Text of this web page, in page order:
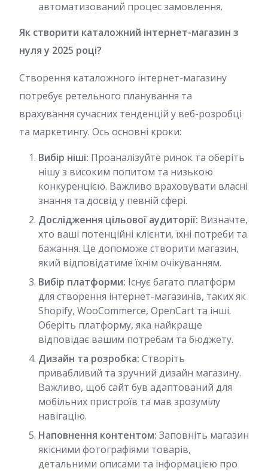
автоматизований процес замовлення.
Як створити каталожний інтернет-магазин з
нуля у 2025 році?
Створення каталожного інтернет-магазину
потребує ретельного планування та
врахування сучасних тенденцій у веб-розробці
та маркетингу. Ось основні кроки:
Вибір ніші: Проаналізуйте ринок та оберіть
нішу з високим попитом та низькою
конкуренцією. Важливо враховувати власні
знання та досвід у певній сфері.
Дослідження цільової аудиторії: Визначте,
хто ваші потенційні клієнти, їхні потреби та
бажання. Це допоможе створити магазин,
який відповідатиме їхнім очікуванням.
Вибір платформи: Існує багато платформ
для створення інтернет-магазинів, таких як
Shopify, WooCommerce, OpenCart та інші.
Оберіть платформу, яка найкраще
відповідає вашим потребам та бюджету.
Дизайн та розробка: Створіть
привабливий та зручний дизайн магазину.
Важливо, щоб сайт був адаптований для
мобільних пристроїв та мав зрозумілу
навігацію.
Наповнення контентом: Заповніть магазин
якісними фотографіями товарів,
детальними описами та інформацією про